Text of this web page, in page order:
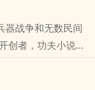
器战争和无数民间